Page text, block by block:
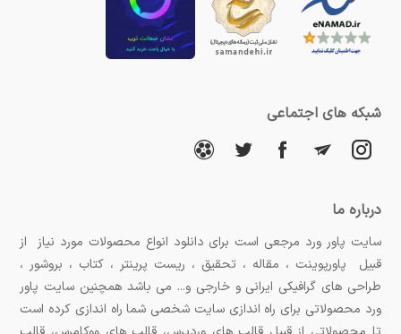
شبکه های اجتماعی
درباره ما
سایت پاور ورد مرجعی است برای دانلود انواع محصولات مورد نیاز از
قبیل پاورپوینت ، مقاله ، تحقیق ، ریست پرینتر ، کتاب ، بروشور ،
طراحی های گرافیکی ایرانی و خارجی و... می باشد همچنین سایت پاور
ورد محصولاتی برای راه اندازی سایت شخصی شما راه اندازی کرده است